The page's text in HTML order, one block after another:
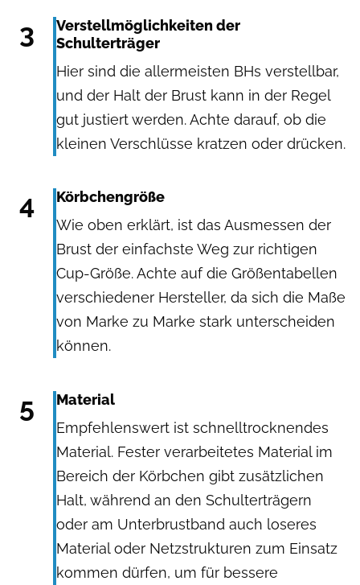
3
Verstellmöglichkeiten der
Schulterträger
Hier sind die allermeisten BHs verstellbar,
und der Halt der Brust kann in der Regel
gut justiert werden. Achte darauf, ob die
kleinen Verschlüsse kratzen oder drücken.
4
Körbchengröße
Wie oben erklärt, ist das Ausmessen der
Brust der einfachste Weg zur richtigen
Cup-Größe. Achte auf die Größentabellen
verschiedener Hersteller, da sich die Maße
von Marke zu Marke stark unterscheiden
können.
5
Material
Empfehlenswert ist schnelltrocknendes
Material. Fester verarbeitetes Material im
Bereich der Körbchen gibt zusätzlichen
Halt, während an den Schulterträgern
oder am Unterbrustband auch loseres
Material oder Netzstrukturen zum Einsatz
kommen dürfen, um für bessere